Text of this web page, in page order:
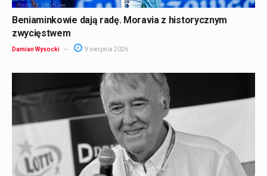
Beniaminkowie dają radę. Moravia z historycznym
zwycięstwem
Damian Wysocki 9 sierpnia 2026